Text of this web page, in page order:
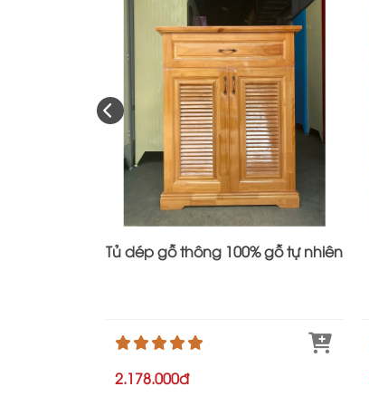
Tủ dép gỗ thông 100% gỗ tự nhiên
2.178.000đ